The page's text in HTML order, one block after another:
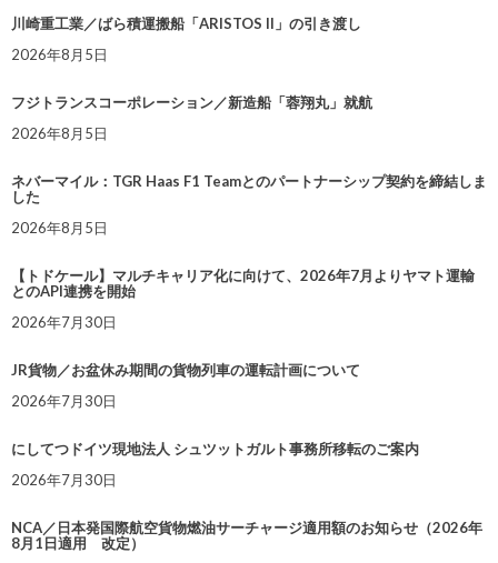
川崎重工業／ばら積運搬船「ARISTOS II」の引き渡し
2026年8月5日
フジトランスコーポレーション／新造船「蓉翔丸」就航
2026年8月5日
ネバーマイル：TGR Haas F1 Teamとのパートナーシップ契約を締結しま
した
2026年8月5日
【トドケール】マルチキャリア化に向けて、2026年7月よりヤマト運輸
とのAPI連携を開始
2026年7月30日
JR貨物／お盆休み期間の貨物列車の運転計画について
2026年7月30日
にしてつドイツ現地法人 シュツットガルト事務所移転のご案内
2026年7月30日
NCA／日本発国際航空貨物燃油サーチャージ適用額のお知らせ（2026年
8月1日適用 改定）